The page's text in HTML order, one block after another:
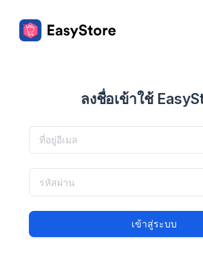
ลงชื่อเข้าใช้
เข้าสู่ระบบ